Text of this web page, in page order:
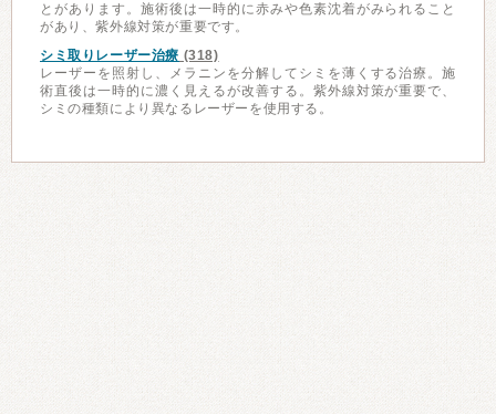
とがあります。施術後は一時的に赤みや色素沈着がみられること
があり、紫外線対策が重要です。
シミ取りレーザー治療 (318)
レーザーを照射し、メラニンを分解してシミを薄くする治療。施
術直後は一時的に濃く見えるが改善する。紫外線対策が重要で、
シミの種類により異なるレーザーを使用する。